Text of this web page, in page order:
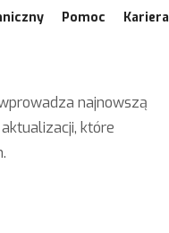
Pomoc Kariera
najnowszą
które